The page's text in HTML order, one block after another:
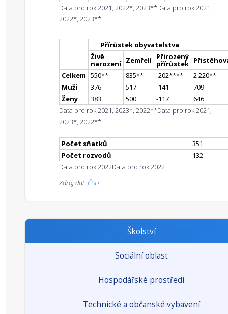
Data pro rok 2021, 2022*, 2023**Data pro rok 2021,
2022*, 2023**
Přírůstek obyvatelstva
Živě
narození Zemřelí Přirozený
přírůstek
Celkem 550** 835** -202**** 2 220**
Muži
376 517 -141
709
Ženy
383 500 -117
646
Data pro rok 2021, 2023*, 2022**Data pro rok 2021,
2023*, 2022**
Počet sňatků
351
Počet rozvodů
132
Data pro rok 2022Data pro rok 2022
Zdroj dat: ČSÚ
Školství
Sociální oblast
Hospodářské prostředí
Technické a občanské vybavení